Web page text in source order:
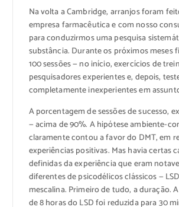
Na volta a Cambridge, arranjos foram
empresa farmacêutica e com nosso
para conduzirmos uma pesquisa
substância. Durante os próximos meses
100 sessões — no início, exercícios de
pesquisadores experientes e, depois,
completamente inexperientes em
A porcentagem de sessões de sucesso,
— acima de 90%. A hipótese ambiente-
claramente contou a favor do DMT, em
experiências positivas. Mas havia certas
definidas da experiência que eram
diferentes de psicodélicos clássicos —
mescalina. Primeiro de tudo, a duração.
de 8 horas do LSD foi reduzida para 30